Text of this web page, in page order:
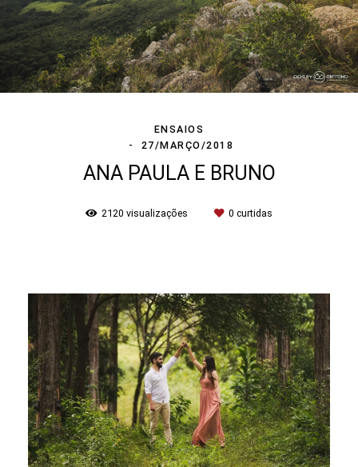
ENSAIOS
27/MARÇO/2018
ANA PAULA E BRUNO
2120 visualizações 0 curtidas